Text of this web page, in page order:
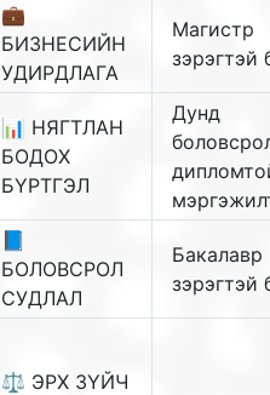
💼
БИЗНЕСИЙН
УДИРДЛАГА
Магистр
зэрэгтэй
📊 НЯГТЛАН
БОДОХ
БҮРТГЭЛ
Дунд
📘
БОЛОВСРОЛ
СУДЛАЛ
Бакалавр
зэрэгтэй
⚖️ ЭРХ ЗҮЙЧ